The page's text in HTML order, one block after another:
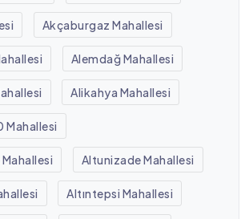
Akçaburgaz Mahallesi
Alemdağ Mahallesi
Alikahya Mahallesi
Altunizade Mahallesi
Altıntepsi Mahallesi